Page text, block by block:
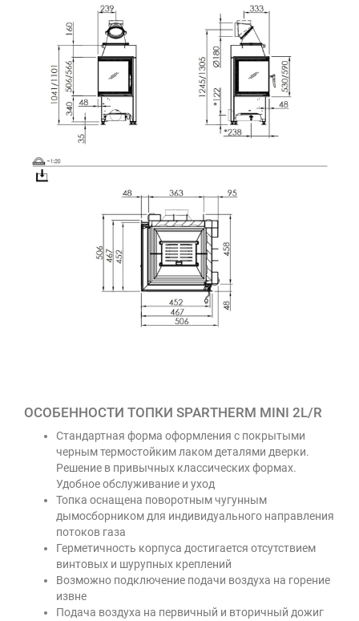
ОСОБЕННОСТИ ТОПКИ SPARTHERM MINI 2L/R
Стандартная форма оформления с покрытыми
черным термостойким лаком деталями дверки.
Решение в привычных классических формах.
Удобное обслуживание и уход
Топка оснащена поворотным чугунным
дымосборником для индивидуального направления
потоков газа
Герметичность корпуса достигается отсутствием
винтовых и шурупных креплений
Возможно подключение подачи воздуха на горение
извне
Подача воздуха на первичный и вторичный дожиг